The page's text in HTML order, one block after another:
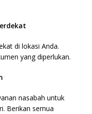
di lokasi Anda.
yang diperlukan.
nasabah untuk
Berikan semua